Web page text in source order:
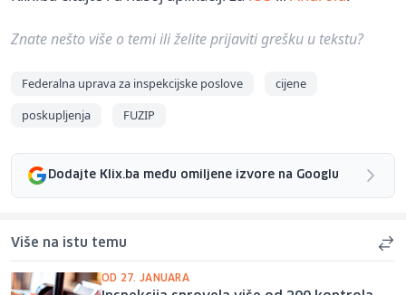
Znate nešto više o temi ili želite prijaviti grešku u tekstu?
Federalna uprava za inspekcijske poslove
cijene
poskupljenja
FUZIP
Dodajte Klix.ba među omiljene izvore na Googlu
Više na istu temu
OD 27. JANUARA